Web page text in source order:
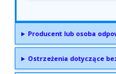
Producent lub osoba
Ostrzeżenia dotyczące